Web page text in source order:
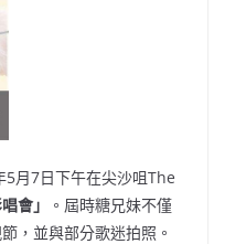
5月7日下午在尖沙咀The
會」
。屆時糖兄妹不僅
，並與部分歌迷拍照。